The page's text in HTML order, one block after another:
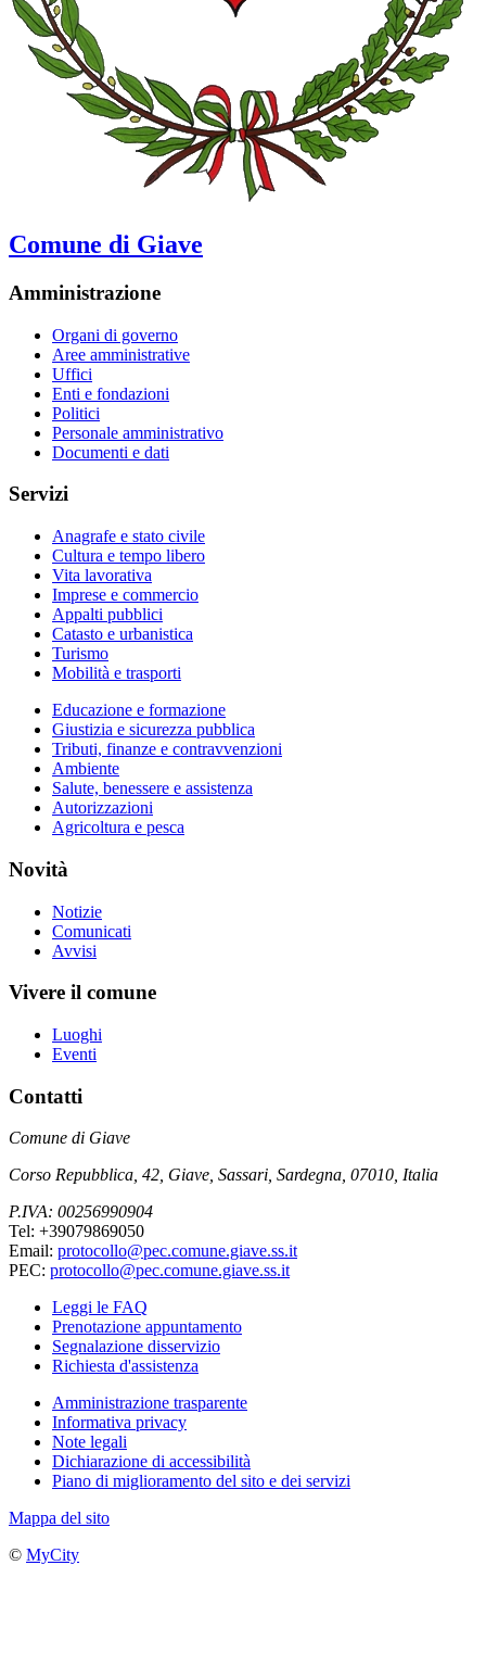
Comune di Giave
Amministrazione
Organi di governo
Aree amministrative
Uffici
Enti e fondazioni
Politici
Personale amministrativo
Documenti e dati
Servizi
Anagrafe e stato civile
Cultura e tempo libero
Vita lavorativa
Imprese e commercio
Appalti pubblici
Catasto e urbanistica
Turismo
Mobilità e trasporti
Educazione e formazione
Giustizia e sicurezza pubblica
Tributi, finanze e contravvenzioni
Ambiente
Salute, benessere e assistenza
Autorizzazioni
Agricoltura e pesca
Novità
Notizie
Comunicati
Avvisi
Vivere il comune
Luoghi
Eventi
Contatti
Comune di Giave
Corso Repubblica, 42, Giave, Sassari, Sardegna, 07010, Italia
P.IVA: 00256990904
Tel: +39079869050
Email: protocollo@pec.comune.giave.ss.it
PEC: protocollo@pec.comune.giave.ss.it
Leggi le FAQ
Prenotazione appuntamento
Segnalazione disservizio
Richiesta d'assistenza
Amministrazione trasparente
Informativa privacy
Note legali
Dichiarazione di accessibilità
Piano di miglioramento del sito e dei servizi
Mappa del sito
© MyCity